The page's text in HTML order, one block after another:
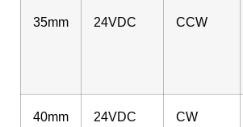
35mm 24VDC CCW
40mm 24VDC CW